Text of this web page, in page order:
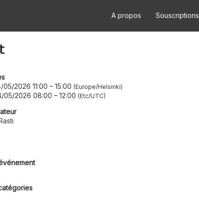
A propos Souscriptions
2026 11:00 – 15:00 Europe/Helsinki
05/2026 08:00 – 12:00 Etc/UTC